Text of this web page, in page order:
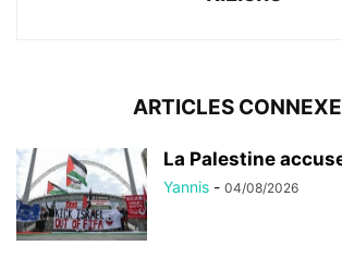
ARTICLES
La Palestine
Yannis - 04/08/2026